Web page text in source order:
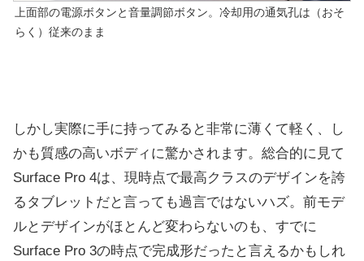
上面部の電源ボタンと音量調節ボタン。冷却用の通気孔は（おそ
らく）従来のまま
しかし実際に手に持ってみると非常に薄くて軽く、し
かも質感の高いボディに驚かされます。総合的に見て
Surface Pro 4は、現時点で最高クラスのデザインを誇
るタブレットだと言っても過言ではないハズ。前モデ
ルとデザインがほとんど変わらないのも、すでに
Surface Pro 3の時点で完成形だったと言えるかもしれ